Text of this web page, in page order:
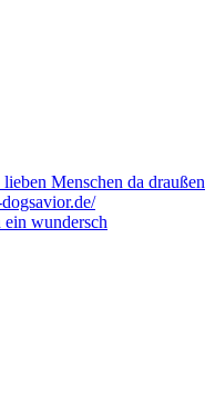
ein wundersch